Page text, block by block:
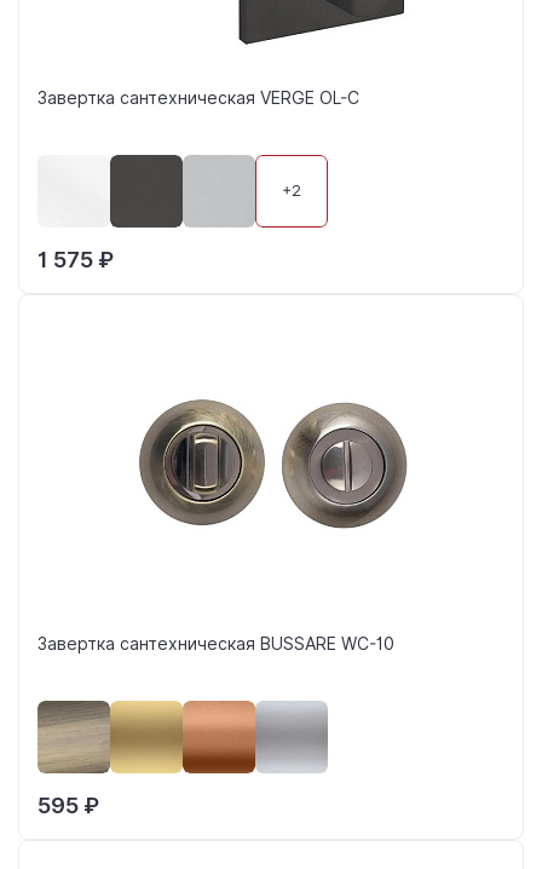
Завертка сантехническая VERGE OL-C
+2
1 575 ₽
Завертка сантехническая BUSSARE WC-10
595 ₽